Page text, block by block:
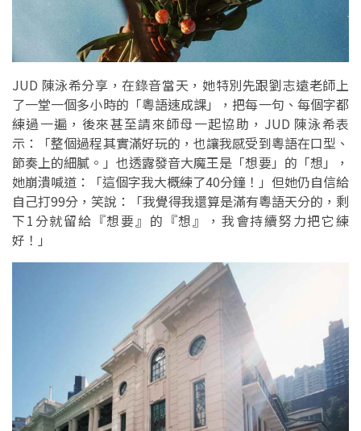
JUD 陳泳希分享，在錄音當天，她特別先跟劉志遠老師上
了一堂一個多小時的「粵語速成課」，把每一句、每個字都
練過一遍，後來甚至請來師母一起協助，JUD 陳泳希表
示：「整個過程其實滿好玩的，也讓我感受到粵語在口型、
節奏上的細膩。」也透露發音大魔王是「想要」的「想」，
她崩潰喊道：「這個字我大概練了40分鐘！」但她仍自信給
自己打99分，笑說：「我覺得我還算是滿有粵語天分的，剩
下1分就留給『想要』的『想』，我會持續努力把它練
好！」